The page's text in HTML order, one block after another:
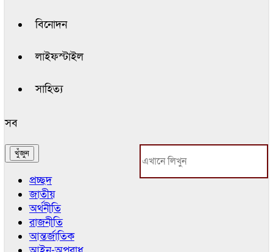
বিনোদন
লাইফস্টাইল
সাহিত্য
সব
প্রচ্ছদ
জাতীয়
অর্থনীতি
রাজনীতি
আন্তর্জাতিক